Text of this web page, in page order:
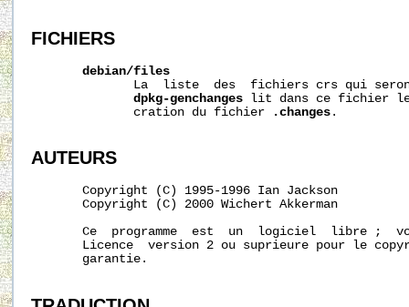
FICHIERS
debian/files
La  liste  des  fichiers crs qui
dpkg-genchanges lit dans ce fichier
              cration du fichier
.changes .
AUTEURS
       Copyright (C) 1995-1996 Ian Jackson
       Copyright (C) 2000 Wichert Akkerman
Ce  programme  est  un  logiciel  libre ;
Licence  version 2 ou suprieure pour le
       garantie.